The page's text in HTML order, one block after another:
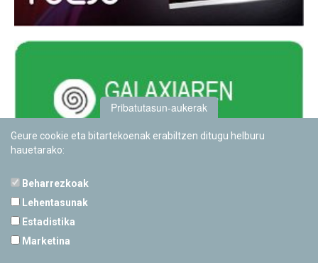
Pribatutasun-aukerak
Geure cookie eta bitartekoenak erabiltzen ditugu helburu
hauetarako:
Beharrezkoak
Lehentasunak
Estadistika
Marketina